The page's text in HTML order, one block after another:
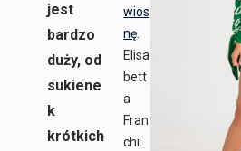
wios
nę.
Elisa
bett
a
Fran
chi.
jest
bardzo
duży, od
sukiene
k
krótkich